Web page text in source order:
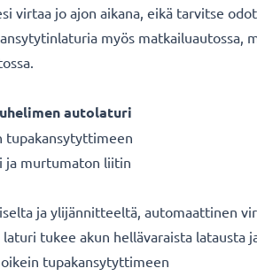
virtaa jo ajon aikana, eikä tarvitse
myös
uhelimen autolaturi
tupakansytyttimeen
ja murtumaton liitin
ja ylijännitteeltä, automaattinen
tukee akun hellävaraista latausta
tupakansytyttimeen